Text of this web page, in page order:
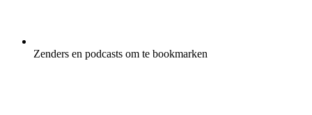
Zenders en podcasts om te bookmarken